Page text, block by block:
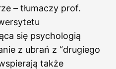
– tłumaczy prof.
się psychologią
z ubrań z “drugiego
także